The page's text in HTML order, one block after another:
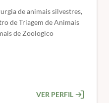
e acadêmicos de
de animais silvestres,
de Triagem de Animais
de Zoologico
VER PERFIL